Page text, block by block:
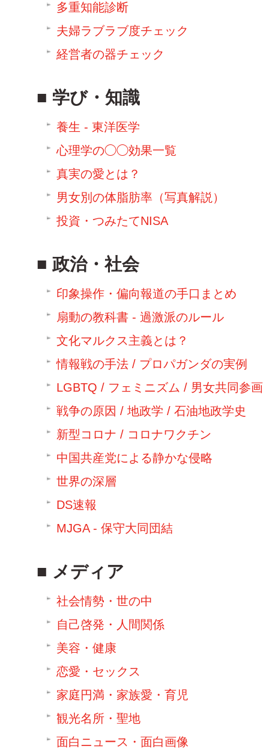
多重知能診断
夫婦ラブラブ度チェック
経営者の器チェック
学び・知識
養生 - 東洋医学
心理学の◯◯効果一覧
真実の愛とは？
男女別の体脂肪率（写真解説）
投資・つみたてNISA
政治・社会
印象操作・偏向報道の手口まとめ
扇動の教科書 - 過激派のルール
文化マルクス主義とは？
情報戦の手法 / プロパガンダの実例
LGBTQ / フェミニズム / 男女共同参画
戦争の原因 / 地政学 / 石油地政学史
新型コロナ / コロナワクチン
中国共産党による静かな侵略
世界の深層
DS速報
MJGA - 保守大同団結
メディア
社会情勢・世の中
自己啓発・人間関係
美容・健康
恋愛・セックス
家庭円満・家族愛・育児
観光名所・聖地
面白ニュース・面白画像